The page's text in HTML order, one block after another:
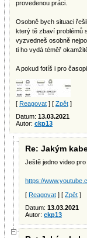
provedenou práci.
Osobně bych situaci
který tě zbaví problémů
vyzvedneš osobně
ti ho vydá téměř
A pokud fotíš i pro
[ Reagovat ] [ Zpět ]
Datum: 13.03.2021
Autor: ckp13
Re: Jakým
Ještě jedno video pro
https://
[ Reagovat ] [ Zpět ]
Datum: 13.03.2021
Autor: ckp13